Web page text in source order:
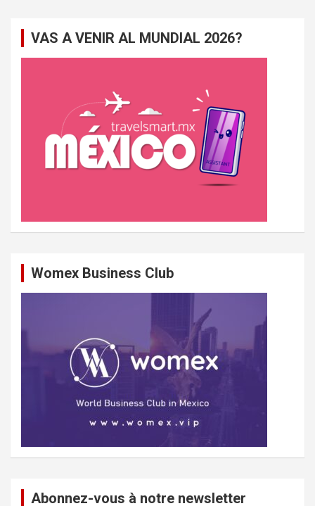
c
VAS A VENIR AL MUNDIAL 2026?
Womex Business Club
Abonnez-vous à notre newsletter